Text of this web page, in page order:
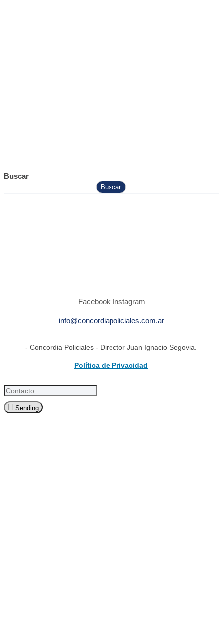
Buscar
Buscar
Facebook Instagram
info@concordiapoliciales.com.ar
- Concordia Policiales - Director Juan Ignacio Segovia.
Política de Privacidad
Sending